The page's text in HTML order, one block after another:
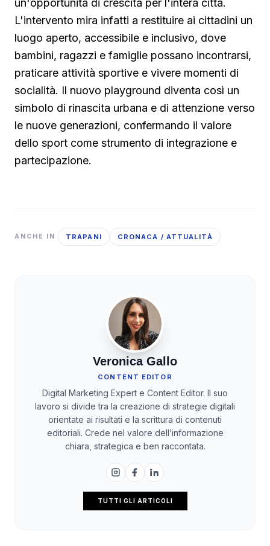
un'opportunità di crescita per l'intera città.
L'intervento mira infatti a restituire ai cittadini un
luogo aperto, accessibile e inclusivo, dove
bambini, ragazzi e famiglie possano incontrarsi,
praticare attività sportive e vivere momenti di
socialità. Il nuovo playground diventa così un
simbolo di rinascita urbana e di attenzione verso
le nuove generazioni, confermando il valore
dello sport come strumento di integrazione e
partecipazione.
ANCHE IN TRAPANI CRONACA / ATTUALITÀ
Veronica Gallo
CONTENT EDITOR
Digital Marketing Expert e Content Editor. Il suo
lavoro si divide tra la creazione di strategie digitali
orientate ai risultati e la scrittura di contenuti
editoriali. Crede nel valore dell’informazione
chiara, strategica e ben raccontata.
TUTTI GLI ARTICOLI